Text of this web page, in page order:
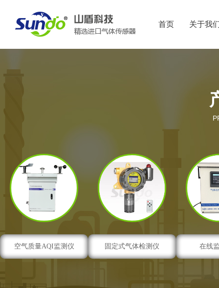
首页 关于我
空气质量AQI监测仪 固定式气体检测仪 在线